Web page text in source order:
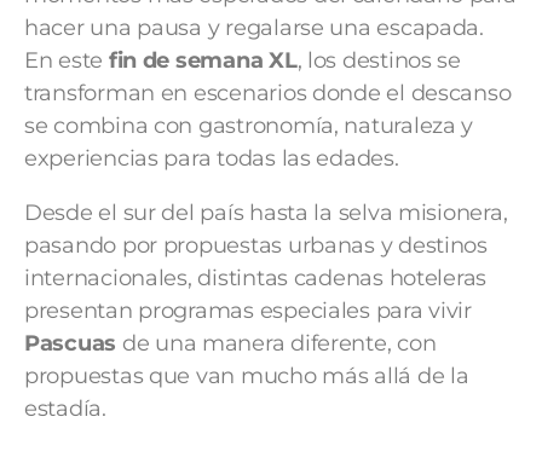
hacer una pausa y regalarse una escapada.
En este fin de semana XL, los destinos se
transforman en escenarios donde el descanso
se combina con gastronomía, naturaleza y
experiencias para todas las edades.
Desde el sur del país hasta la selva misionera,
pasando por propuestas urbanas y destinos
internacionales, distintas cadenas hoteleras
presentan programas especiales para vivir
Pascuas de una manera diferente, con
propuestas que van mucho más allá de la
estadía.